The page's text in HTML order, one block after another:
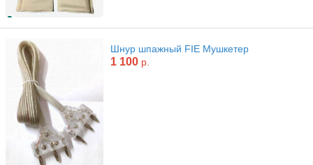
Шнур шпажный FIE Мушкетер
1 100 р.